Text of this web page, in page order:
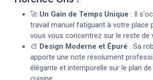
🚀 Un Gain de Temps Unique : Il
travail manuel fatiguant à votre place
vous vous concentrez sur le reste de
🎨 Design Moderne et Épuré : Sa
apporte une note résolument
élégante et intemporelle sur le plan